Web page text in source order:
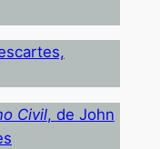
Civil, de John